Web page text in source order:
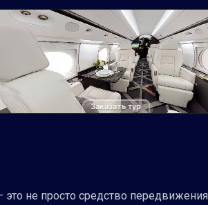
Заказать тур
не просто средство